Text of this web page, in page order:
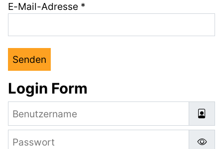
E-Mail-Adresse *
Senden
Login Form
Benutzername
Passwort